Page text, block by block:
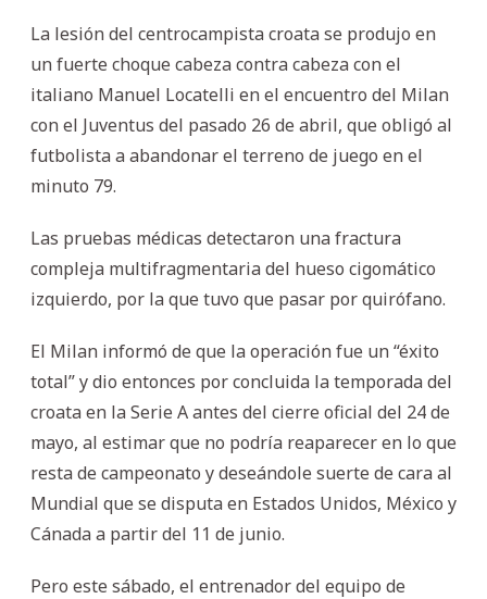
La lesión del centrocampista croata se produjo en
un fuerte choque cabeza contra cabeza con el
italiano Manuel Locatelli en el encuentro del Milan
con el Juventus del pasado 26 de abril, que obligó al
futbolista a abandonar el terreno de juego en el
minuto 79.
Las pruebas médicas detectaron una fractura
compleja multifragmentaria del hueso cigomático
izquierdo, por la que tuvo que pasar por quirófano.
El Milan informó de que la operación fue un “éxito
total” y dio entonces por concluida la temporada del
croata en la Serie A antes del cierre oficial del 24 de
mayo, al estimar que no podría reaparecer en lo que
resta de campeonato y deseándole suerte de cara al
Mundial que se disputa en Estados Unidos, México y
Cánada a partir del 11 de junio.
Pero este sábado, el entrenador del equipo de